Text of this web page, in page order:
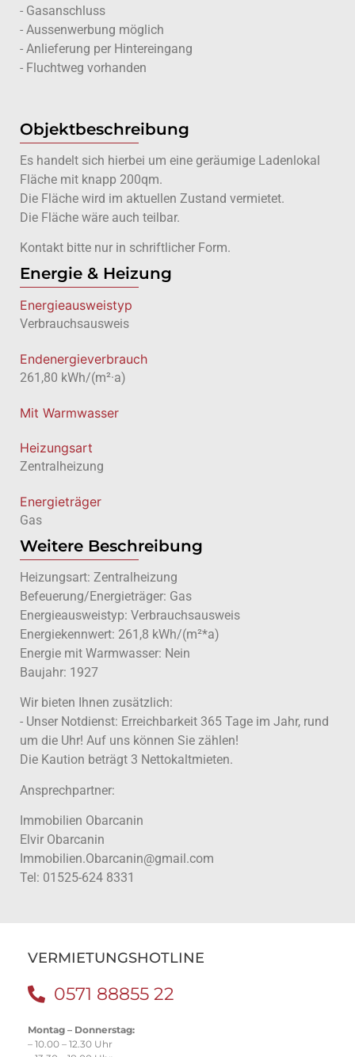
- Gasanschluss
- Aussenwerbung möglich
- Anlieferung per Hintereingang
- Fluchtweg vorhanden
Objektbeschreibung
Es handelt sich hierbei um eine geräumige Ladenlokal
Fläche mit knapp 200qm.
Die Fläche wird im aktuellen Zustand vermietet.
Die Fläche wäre auch teilbar.
Kontakt bitte nur in schriftlicher Form.
Energie & Heizung
Energie­ausweistyp
Verbrauchsausweis
Endenergieverbrauch
261,80 kWh/(m²·a)
Mit Warmwasser
Heizungsart
Zentralheizung
Energieträger
Gas
Weitere Beschreibung
Heizungsart: Zentralheizung
Befeuerung/Energieträger: Gas
Energieausweistyp: Verbrauchsausweis
Energiekennwert: 261,8 kWh/(m²*a)
Energie mit Warmwasser: Nein
Baujahr: 1927
Wir bieten Ihnen zusätzlich:
- Unser Notdienst: Erreichbarkeit 365 Tage im Jahr, rund
um die Uhr! Auf uns können Sie zählen!
Die Kaution beträgt 3 Nettokaltmieten.
Ansprechpartner:
Immobilien Obarcanin
Elvir Obarcanin
Immobilien.Obarcanin@gmail.com
Tel: 01525-624 8331
VERMIETUNGSHOTLINE
0571 88855 22
Montag – Donnerstag:
– 10.00 – 12.30 Uhr